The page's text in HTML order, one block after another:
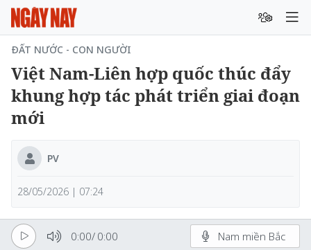
ĐẤT NƯỚC - CON NGƯỜI
Việt Nam-Liên hợp quốc thúc đẩy
khung hợp tác phát triển giai đoạn
mới
PV
28/05/2026 | 07:24
0:00/ 0:00 Nam miền Bắc